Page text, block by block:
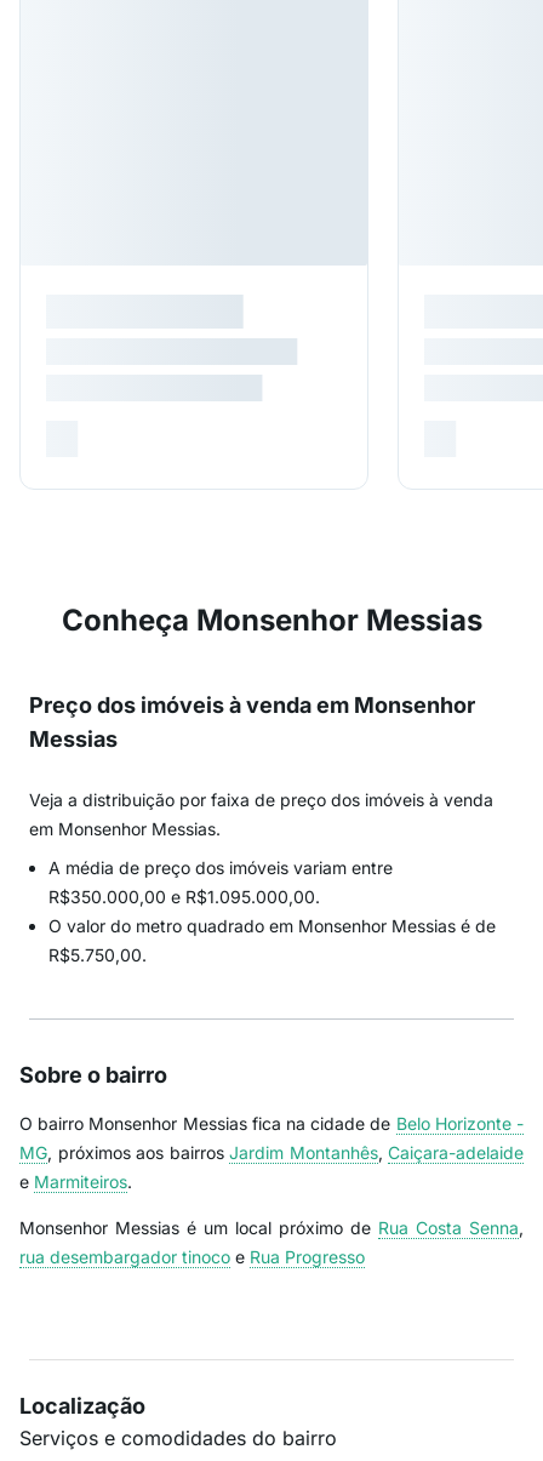
Conheça Monsenhor Messias
Preço dos imóveis à venda em Monsenhor
Messias
Veja a distribuição por faixa de preço dos imóveis à venda
em Monsenhor Messias.
A média de preço dos imóveis variam entre
R$350.000,00 e R$1.095.000,00.
O valor do metro quadrado em Monsenhor Messias é de
R$5.750,00.
Sobre o bairro
O bairro Monsenhor Messias fica na cidade de Belo Horizonte -
MG, próximos aos bairros Jardim Montanhês, Caiçara-adelaide
e Marmiteiros.
Monsenhor Messias é um local próximo de Rua Costa Senna,
rua desembargador tinoco e Rua Progresso
Localização
Serviços e comodidades do bairro